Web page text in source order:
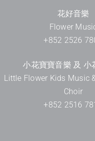
花好音樂
Flower
+852 2526
小花寶寶音樂 及 小
Little Flower Kids Music
Choir
+852 2516